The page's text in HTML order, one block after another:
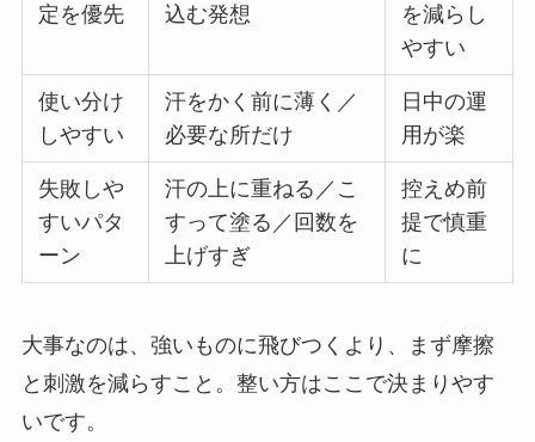
定を優先
込む発想
を減らし
やすい
使い分け
しやすい
汗をかく前に薄く／
必要な所だけ
日中の運
用が楽
失敗しや
すいパタ
ーン
汗の上に重ねる／こ
すって塗る／回数を
上げすぎ
控えめ前
提で慎重
に
大事なのは、強いものに飛びつくより、まず摩擦
と刺激を減らすこと。整い方はここで決まりやす
いです。